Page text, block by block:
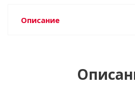
Описание